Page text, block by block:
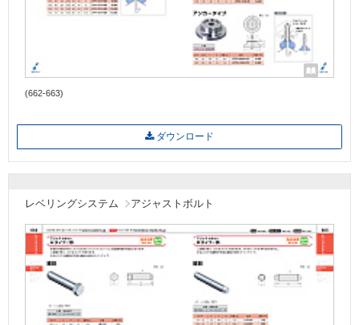
(662-663)
ダウンロード
レベリングシステム アジャストボルト